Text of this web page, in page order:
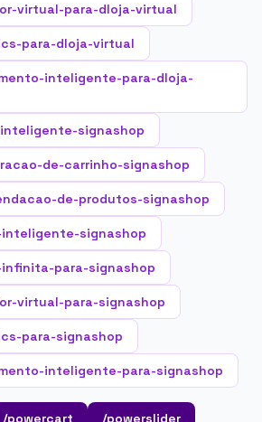
virtual-para-dloja-virtual
para-dloja-virtual
inteligente-para-dloja-
signashop
de-carrinho-signashop
de-produtos-signashop
signashop
para-signashop
virtual-para-signashop
para-signashop
inteligente-para-signashop
/powercart /powerslider